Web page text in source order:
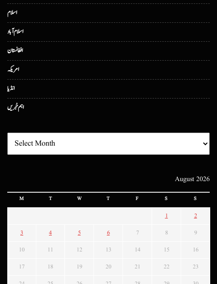
اسلام
اسلام آباد
افغانستان
امریکہ
انڈیا
اہم خبریں
August 2026
M T W T F S S
1 2
3 4 5 6 7 8 9
10 11 12 13 14 15 16
17 18 19 20 21 22 23